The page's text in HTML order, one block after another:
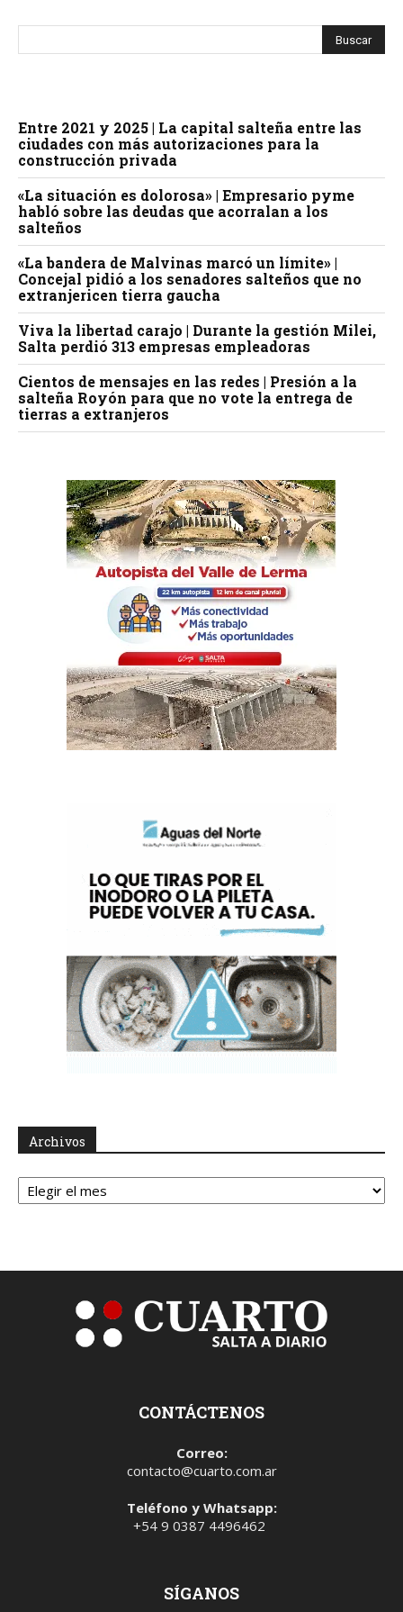
Entre 2021 y 2025 | La capital salteña entre las
ciudades con más autorizaciones para la
construcción privada
«La situación es dolorosa» | Empresario pyme
habló sobre las deudas que acorralan a los
salteños
«La bandera de Malvinas marcó un límite» |
Concejal pidió a los senadores salteños que no
extranjericen tierra gaucha
Viva la libertad carajo | Durante la gestión Milei,
Salta perdió 313 empresas empleadoras
Cientos de mensajes en las redes | Presión a la
salteña Royón para que no vote la entrega de
tierras a extranjeros
Archivos
Archivos
CONTÁCTENOS
Correo:
contacto@cuarto.com.ar
Teléfono y Whatsapp:
+54 9 0387 4496462
SÍGANOS